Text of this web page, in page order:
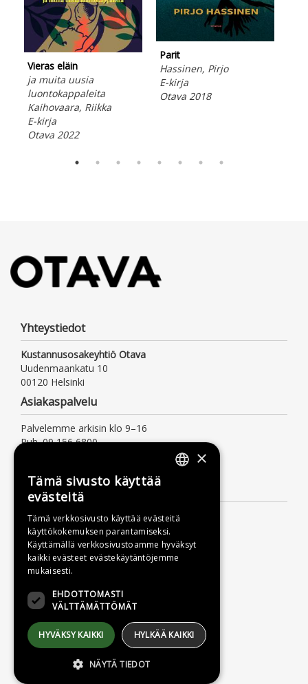
Vieras eläin
ja muita uusia
luontokappaleita
Kaihovaara, Riikka
E-kirja
Otava 2022
Parit
Hassinen, Pirjo
E-kirja
Otava 2018
Yhteystiedot
Kustannusosakeyhtiö Otava
Uudenmaankatu 10
00120 Helsinki
Asiakaspalvelu
Palvelemme arkisin klo 9–16
Puh. 09 156 6800
Lisätietoa
Toimitusehdot
Käyttöohjeet
Tietosuojaseloste
Saavutettavuusseloste
×
Tämä sivusto käyttää
evästeitä
Tämä verkkosivusto käyttää evästeitä
käyttökokemuksen parantamiseksi.
Käyttämällä verkkosivustoamme hyväksyt
kaikki evästeet evästekäytäntöjemme
mukaisesti.
EHDOTTOMASTI
VÄLTTÄMÄTTÖMÄT
HYVÄKSY KAIKKI HYLKÄÄ KAIKKI
NÄYTÄ TIEDOT